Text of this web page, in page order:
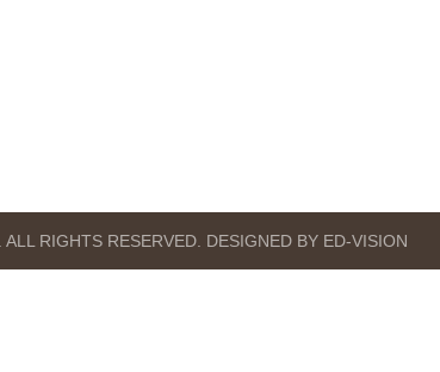
RIGHTS RESERVED. DESIGNED BY ED-VISION